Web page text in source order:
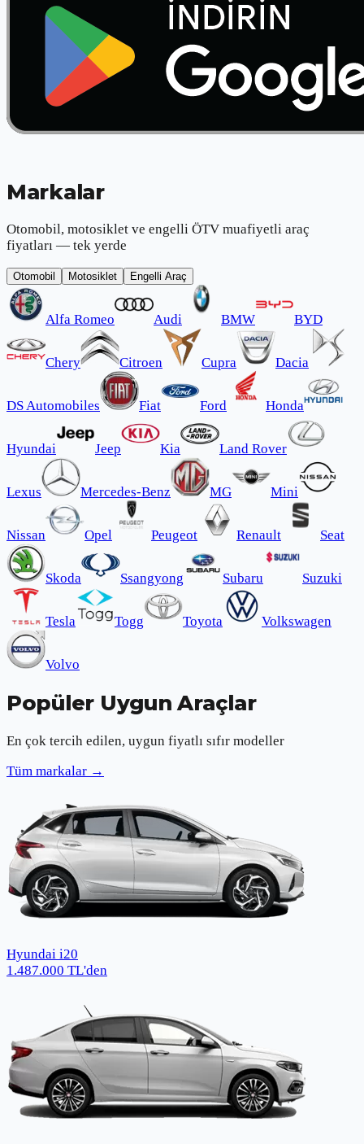
Markalar
Otomobil, motosiklet ve engelli ÖTV muafiyetli araç
fiyatları — tek yerde
Otomobil Motosiklet Engelli Araç
Alfa Romeo Audi BMW BYD
Chery Citroen Cupra Dacia
DS Automobiles Fiat Ford Honda
Hyundai Jeep Kia Land Rover
Lexus Mercedes-Benz MG Mini
Nissan Opel Peugeot Renault Seat
Skoda Ssangyong Subaru Suzuki
Tesla Togg Toyota Volkswagen
Volvo
Popüler Uygun Araçlar
En çok tercih edilen, uygun fiyatlı sıfır modeller
Tüm markalar →
Hyundai i20
1.487.000 TL'den